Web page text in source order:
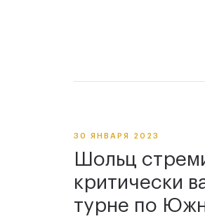
30 ЯНВАРЯ 2023
Шольц
критически
турне по